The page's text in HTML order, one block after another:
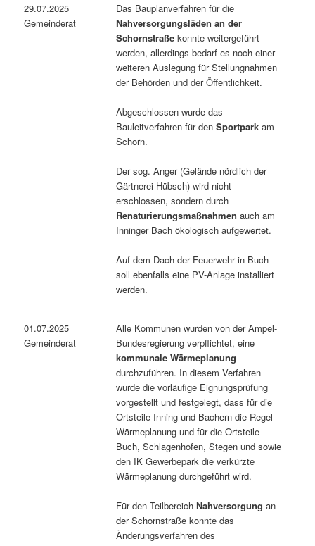
29.07.2025
Gemeinderat
Das Bauplanverfahren für die
Nahversorgungsläden an der
Schornstraße konnte weitergeführt
werden, allerdings bedarf es noch einer
weiteren Auslegung für Stellungnahmen
der Behörden und der Öffentlichkeit.
Abgeschlossen wurde das
Bauleitverfahren für denSportpark am
Schorn.
Der sog. Anger (Gelände nördlich der
Gärtnerei Hübsch) wird nicht
erschlossen, sondern durch
Renaturierungsmaßnahmen auch am
Inninger Bach ökologisch aufgewertet.
Auf dem Dach der Feuerwehr in Buch
soll ebenfalls eine PV-Anlage installiert
werden.
01.07.2025
Gemeinderat
Alle Kommunen wurden von der Ampel-
Bundesregierung verpflichtet, eine
kommunale Wärmeplanung
durchzuführen. In diesem Verfahren
wurde die vorläufige Eignungsprüfung
vorgestellt und festgelegt, dass für die
Ortsteile Inning und Bachern die Regel-
Wärmeplanung und für die Ortsteile
Buch, Schlagenhofen, Stegen und sowie
den IK Gewerbepark die verkürzte
Wärmeplanung durchgeführt wird.
Für den TeilbereichNahversorgung an
der Schornstraße konnte das
Änderungsverfahren des